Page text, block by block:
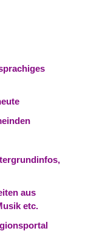
aus
etc.